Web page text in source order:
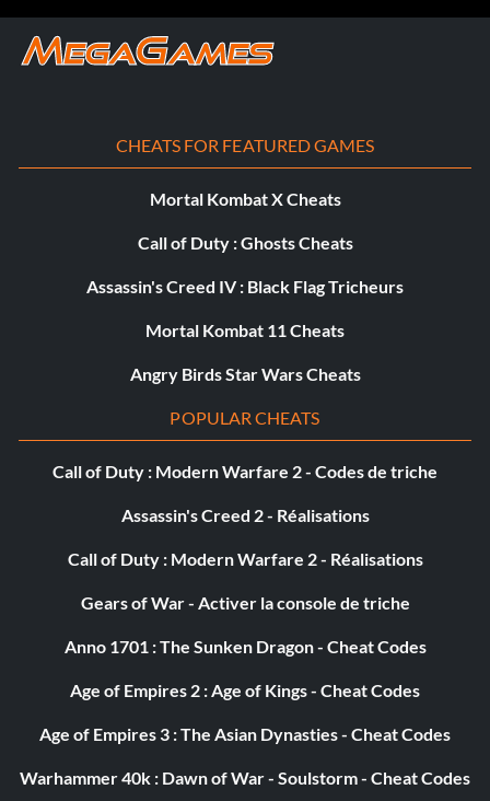
CHEATS FOR FEATURED GAMES
Mortal Kombat X Cheats
Call of Duty : Ghosts Cheats
Assassin's Creed IV : Black Flag Tricheurs
Mortal Kombat 11 Cheats
Angry Birds Star Wars Cheats
POPULAR CHEATS
Call of Duty : Modern Warfare 2 - Codes de triche
Assassin's Creed 2 - Réalisations
Call of Duty : Modern Warfare 2 - Réalisations
Gears of War - Activer la console de triche
Anno 1701 : The Sunken Dragon - Cheat Codes
Age of Empires 2 : Age of Kings - Cheat Codes
Age of Empires 3 : The Asian Dynasties - Cheat Codes
Warhammer 40k : Dawn of War - Soulstorm - Cheat Codes